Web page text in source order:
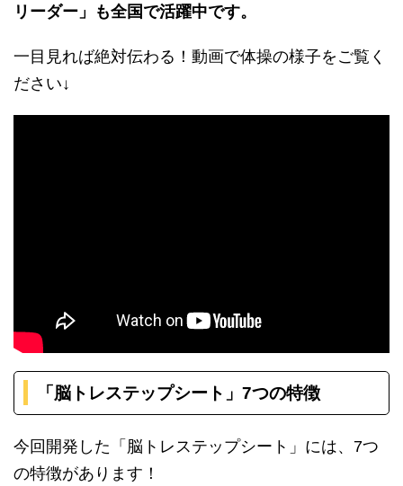
リーダー」も全国で活躍中です。
一目見れば絶対伝わる！動画で体操の様子をご覧く
ださい↓
「脳トレステップシート」7つの特徴
今回開発した「脳トレステップシート」には、7つ
の特徴があります！